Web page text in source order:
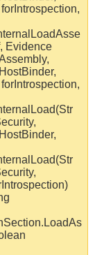
Evidence